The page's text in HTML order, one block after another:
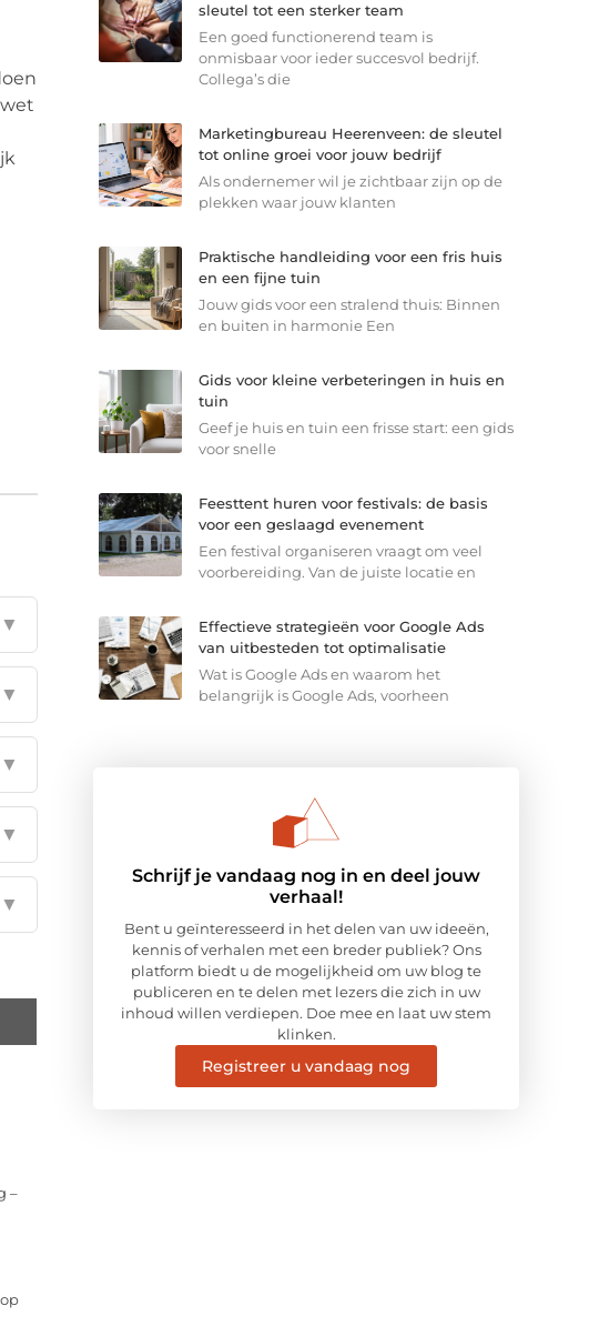
▼
▼
▼
▼
▼
–
sleutel tot een sterker team
Een goed functionerend team is
onmisbaar voor ieder succesvol bedrijf.
Collega’s die
Marketingbureau Heerenveen: de sleutel
tot online groei voor jouw bedrijf
Als ondernemer wil je zichtbaar zijn op de
plekken waar jouw klanten
Praktische handleiding voor een fris huis
en een fijne tuin
Jouw gids voor een stralend thuis: Binnen
en buiten in harmonie Een
Gids voor kleine verbeteringen in huis en
tuin
Geef je huis en tuin een frisse start: een gids
voor snelle
Feesttent huren voor festivals: de basis
voor een geslaagd evenement
Een festival organiseren vraagt om veel
voorbereiding. Van de juiste locatie en
Effectieve strategieën voor Google Ads
van uitbesteden tot optimalisatie
Wat is Google Ads en waarom het
belangrijk is Google Ads, voorheen
Schrijf je vandaag nog in en deel jouw
verhaal!
Bent u geïnteresseerd in het delen van uw ideeën,
kennis of verhalen met een breder publiek? Ons
platform biedt u de mogelijkheid om uw blog te
publiceren en te delen met lezers die zich in uw
inhoud willen verdiepen. Doe mee en laat uw stem
klinken.
Registreer u vandaag nog